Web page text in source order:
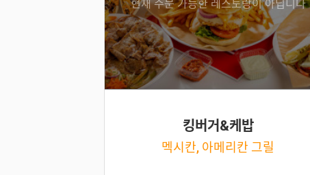
현재 주문 가능한 레스토랑이 아닙니다
킹버거&케밥
멕시칸, 아메리칸 그릴